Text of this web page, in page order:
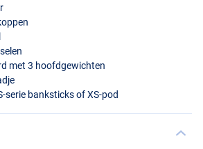
met 3 hoofdgewichten
serie banksticks of XS-pod